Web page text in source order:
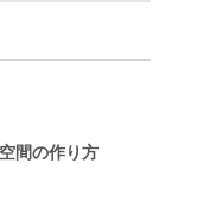
間の作り方